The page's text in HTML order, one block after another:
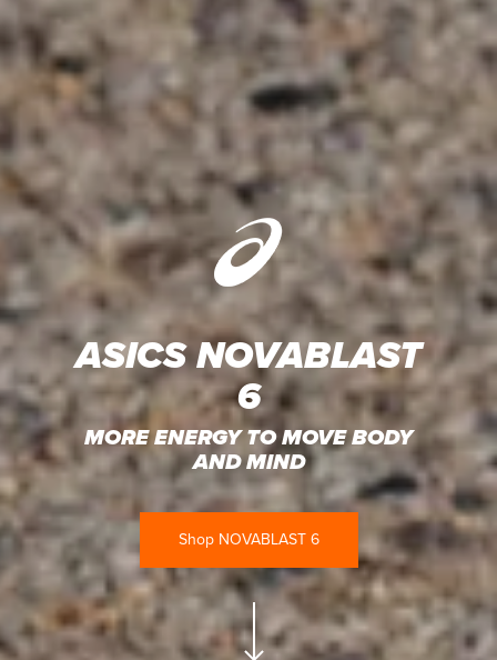
ASICS NOVABLAST
6
MORE ENERGY TO MOVE BODY
AND MIND
Shop NOVABLAST 6